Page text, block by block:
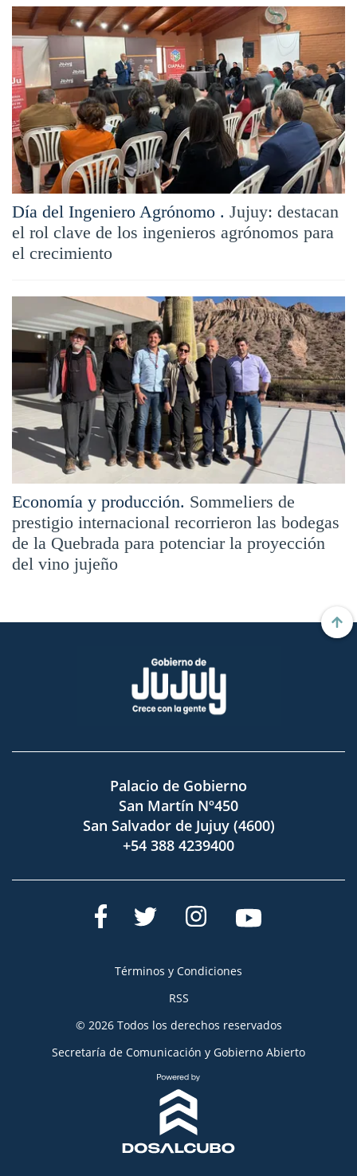
Día del Ingeniero Agrónomo . Jujuy: destacan
el rol clave de los ingenieros agrónomos para
el crecimiento
Economía y producción. Sommeliers de
prestigio internacional recorrieron las bodegas
de la Quebrada para potenciar la proyección
del vino jujeño
Palacio de Gobierno
San Martín Nº450
San Salvador de Jujuy (4600)
+54 388 4239400
Términos y Condiciones
RSS
© 2026 Todos los derechos reservados
Secretaría de Comunicación y Gobierno Abierto